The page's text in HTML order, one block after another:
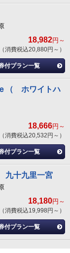
18,982円～
（消費税込20,880円～）
付プラン一覧
（ ホワイトハ
18,666円～
（消費税込20,532円～）
付プラン一覧
十九里一宮
18,180円～
（消費税込19,998円～）
付プラン一覧